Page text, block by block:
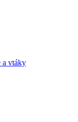
a vtáky